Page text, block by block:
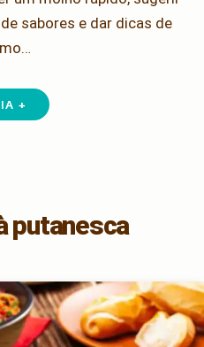
sabores e dar dicas de
+
putanesca